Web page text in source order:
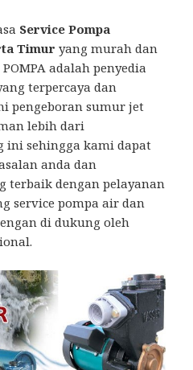
Service Pompa
Timur yang murah dan
adalah penyedia
terpercaya dan
pengeboran sumur jet
lebih dari
ini sehingga kami dapat
anda dan
terbaik dengan pelayanan
service pompa air dan
di dukung oleh